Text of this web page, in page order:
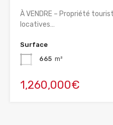
À VENDRE – Propriété
locatives…
Surface
665 m²
1,260,000€